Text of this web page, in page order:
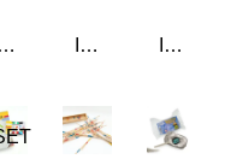
In den WarenkorbIn den Warenkorb
In den